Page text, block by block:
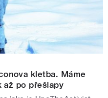
kletba. Máme
až po přešlapy